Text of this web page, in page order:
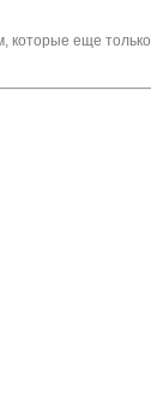
которые еще только